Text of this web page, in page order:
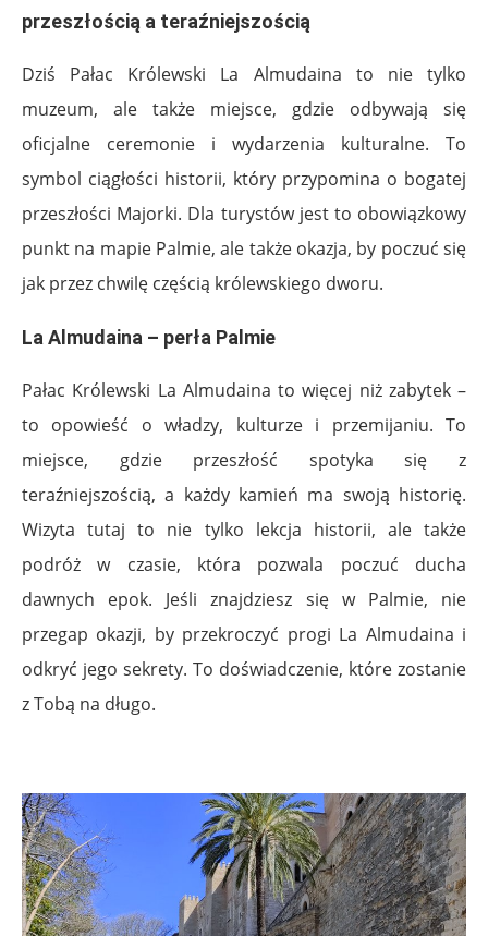
przeszłością a teraźniejszością
Dziś Pałac Królewski La Almudaina to nie tylko
muzeum, ale także miejsce, gdzie odbywają się
oficjalne ceremonie i wydarzenia kulturalne. To
symbol ciągłości historii, który przypomina o bogatej
przeszłości Majorki. Dla turystów jest to obowiązkowy
punkt na mapie Palmie, ale także okazja, by poczuć się
jak przez chwilę częścią królewskiego dworu.
La Almudaina – perła Palmie
Pałac Królewski La Almudaina to więcej niż zabytek –
to opowieść o władzy, kulturze i przemijaniu. To
miejsce, gdzie przeszłość spotyka się z
teraźniejszością, a każdy kamień ma swoją historię.
Wizyta tutaj to nie tylko lekcja historii, ale także
podróż w czasie, która pozwala poczuć ducha
dawnych epok. Jeśli znajdziesz się w Palmie, nie
przegap okazji, by przekroczyć progi La Almudaina i
odkryć jego sekrety. To doświadczenie, które zostanie
z Tobą na długo.